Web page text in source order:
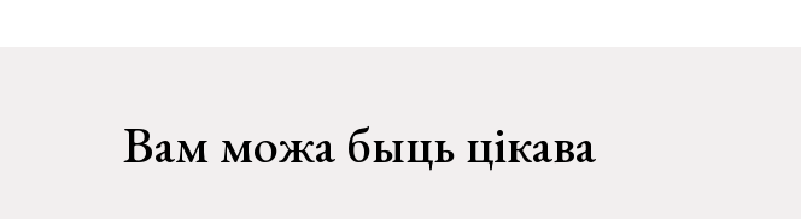
Вам можа быць цікава